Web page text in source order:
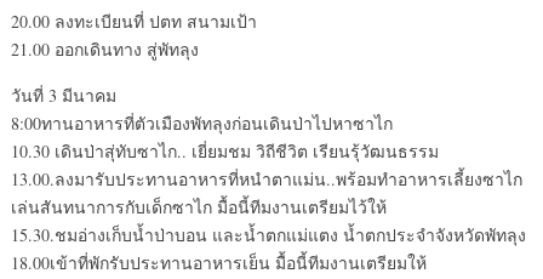
20.00 ลงทะเบียนที่ ปตท สนามเป้า
21.00 ออกเดินทาง สู่พัทลุง
วันที่ 3 มีนาคม
8:00ทานอาหารที่ตัวเมืองพัทลุงก่อนเดินป่าไปหาซาไก
10.30 เดินป่าสุ่ทับซาไก.. เยี่ยมชม วิถีชีวิต เรียนรุ้วัฒนธรรม
13.00.ลงมารับประทานอาหารที่หนำตาแม่น..พร้อมทำอาหารเลี้ยงซาไก
เล่นสันทนาการกับเด็กซาไก มื้อนี้ทีมงานเตรียมไว้ให้
15.30.ชมอ่างเก็บน้ำป่าบอน และน้ำตกแม่แตง น้ำตกประจำจังหวัดพัทลุง
18.00เข้าที่พักรับประทานอาหารเย็น มื้อนี้ทีมงานเตรียมให้